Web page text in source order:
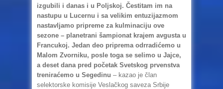
izgubili i danas i u Poljskoj. Čestitam im na
nastupu u Lucernu i sa velikim entuzijazmom
nastavljamo pripreme za kulminaciju ove
sezone – planetrani šampionat krajem avgusta u
Francukoj. Jedan deo priprema odrradićemo u
Malom Zvorniku, posle toga se selimo u Jajce,
a deset dana pred početak Svetskog prvenstva
treniraćemo u Segedinu – kazao je član
selektorske komisije Veslačkog saveza Srbije